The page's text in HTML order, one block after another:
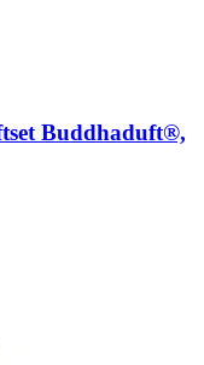
Buddhaduft®,